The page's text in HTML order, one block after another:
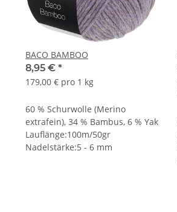
BACO BAMBOO
8,95 € *
179,00 € pro 1 kg
60 % Schurwolle (Merino
extrafein), 34 % Bambus, 6 % Yak
Lauflänge:100m/50gr
Nadelstärke:5 - 6 mm